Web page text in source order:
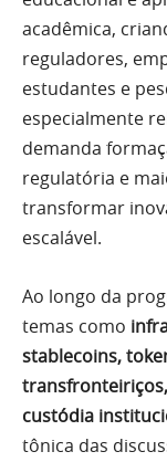
acadêmica,
reguladores,
estudantes e
especialmente
demanda
regulatória e
transformar
escalável.
Ao longo da
temas como
stablecoins,
custódia
tônica das